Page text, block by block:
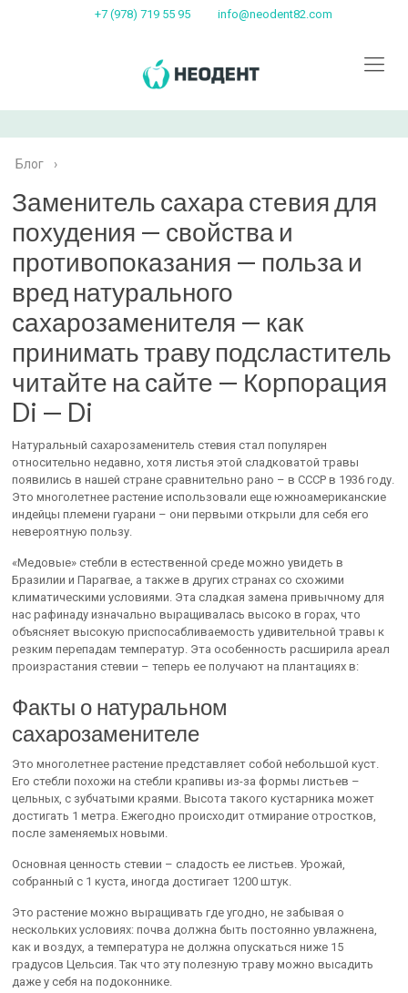
+7 (978) 719 55 95 info@neodent82.com
Блог ›
Заменитель сахара стевия для
похудения — свойства и
противопоказания — польза и
вред натурального
сахарозаменителя — как
принимать траву подсластитель
читайте на сайте — Корпорация
Di — Di
Натуральный сахарозаменитель стевия стал популярен
относительно недавно, хотя листья этой сладковатой травы
появились в нашей стране сравнительно рано – в СССР в 1936 году.
Это многолетнее растение использовали еще южноамериканские
индейцы племени гуарани – они первыми открыли для себя его
невероятную пользу.
«Медовые» стебли в естественной среде можно увидеть в
Бразилии и Парагвае, а также в других странах со схожими
климатическими условиями. Эта сладкая замена привычному для
нас рафинаду изначально выращивалась высоко в горах, что
объясняет высокую приспосабливаемость удивительной травы к
резким перепадам температур. Эта особенность расширила ареал
произрастания стевии – теперь ее получают на плантациях в:
Факты о натуральном
сахарозаменителе
Это многолетнее растение представляет собой небольшой куст.
Его стебли похожи на стебли крапивы из-за формы листьев –
цельных, с зубчатыми краями. Высота такого кустарника может
достигать 1 метра. Ежегодно происходит отмирание отростков,
после заменяемых новыми.
Основная ценность стевии – сладость ее листьев. Урожай,
собранный с 1 куста, иногда достигает 1200 штук.
Это растение можно выращивать где угодно, не забывая о
нескольких условиях: почва должна быть постоянно увлажнена,
как и воздух, а температура не должна опускаться ниже 15
градусов Цельсия. Так что эту полезную траву можно высадить
даже у себя на подоконнике.